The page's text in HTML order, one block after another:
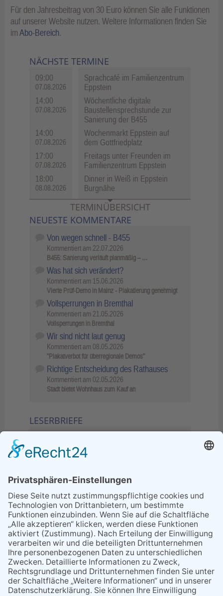
Für den Jahresbeitrag von 30 Euro können Sie alle Funktionen
auf unserer Website nutzen. Weitere Informationen finden Sie
imAbo-Bereich.
NÄCHSTE TERMINE
09:00
07.08.2026
Sprachcafé im Familienzentrum
Eppstein
14:00
07.08.2026
Wöchentliche digitale
Baustellensprechstunde zur
Sanierung der B455
14:00
07.08.2026
Wochenmarkt Eppstein auf
dem Gottfriedplatz
17:00
07.08.2026
Freitags unter Freunden im
Familienzentrum Eppstein
18:00
08.08.2026
Dinner in Weiß in Eppstein
Burgnähe
TERMINÜBERSICHT
NEUESTE KOMMENTARE
Von wegen schnell - B455
Kommentiert am 22.07.2026
B455: Sanierung verläuft planmäßig – …
Was hat sich verändert?
Kommentiert am 15.06.2026
Vierte Prüf-Demo in Mainz - Plakatierung genehmigt
Vollsperrungen in Bremthal
Kommentiert am 21.05.2026
Vollsperrungen in Bremthal
Wir sind nicht laut genug
Kommentiert am 08.05.2026
"Plakatverbot für überregionale Demos"
Richtige Entscheidung des Rathauses
Kommentiert am 02.05.2026
Stadt bietet Wohnhaus zum Kauf an
LESERBRIEFE
Sperrung B455: Kleiner
Grenzverkehr statt weite Wege
21.04.2026
Wenn Bahn-Computer nicht
miteinander kommunizieren
11.03.2026
"Plakatverbot für überregionale
Demos"
04.02.2026
Gelbe Tonne – Ein kleiner Blick
über den Tellerand
04.02.2026
Plastikersparnis durch Nutzung